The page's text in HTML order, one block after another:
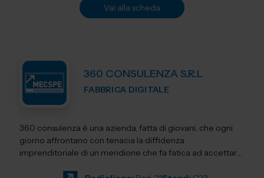
Vai alla scheda
360 CONSULENZA S.R.L
FABBRICA DIGITALE
360 consulenza è una azienda, fatta di giovani, che ogni
giorno affrontano con tenacia la diffidenza
imprenditoriale di un meridione che fa fatica ad accettare